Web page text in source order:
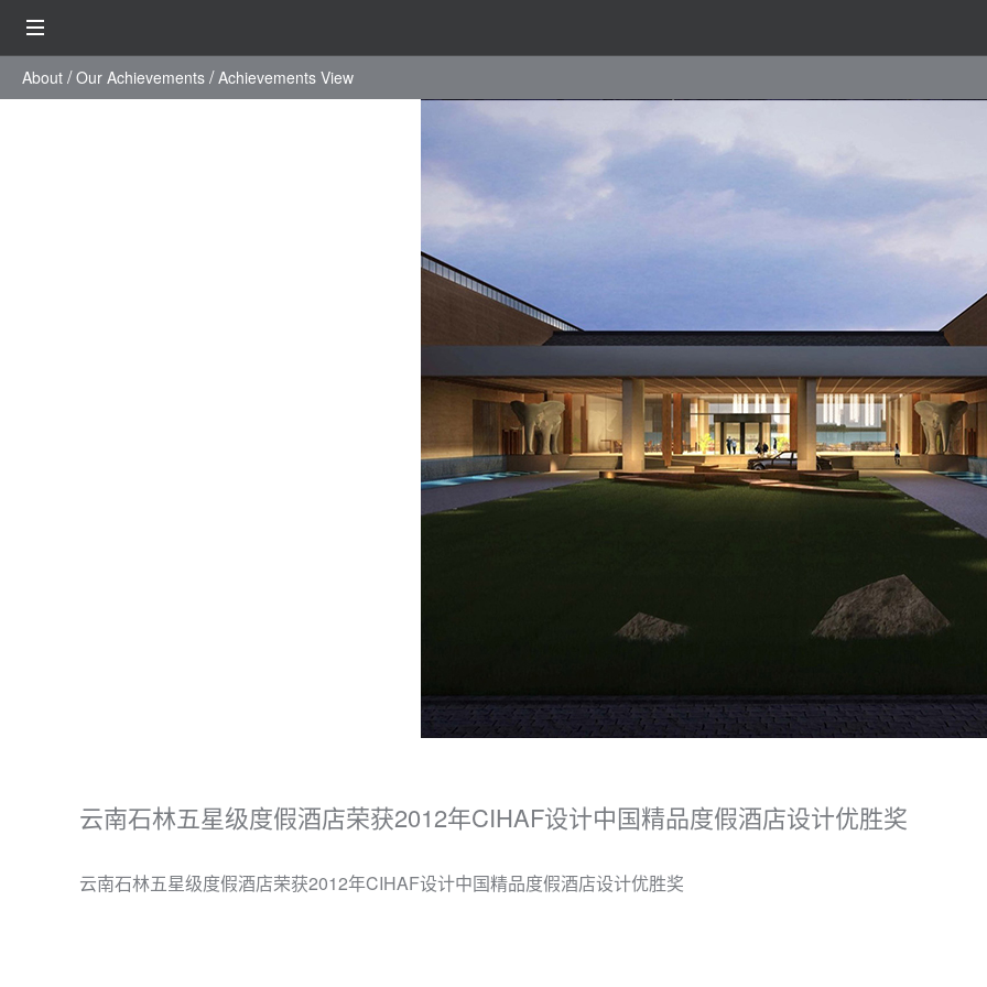
About Our Achievements Achievements View
云南石林五星级度假酒店荣获2012年CIHAF设计中国精品度假酒店设计优胜奖
云南石林五星级度假酒店荣获2012年CIHAF设计中国精品度假酒店设计优胜奖